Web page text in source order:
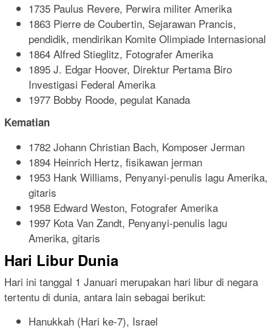
1735 Paulus Revere, Perwira militer Amerika
1863 Pierre de Coubertin, Sejarawan Prancis,
pendidik, mendirikan Komite Olimpiade Internasional
1864 Alfred Stieglitz, Fotografer Amerika
1895 J. Edgar Hoover, Direktur Pertama Biro
Investigasi Federal Amerika
1977 Bobby Roode, pegulat Kanada
Kematian
1782 Johann Christian Bach, Komposer Jerman
1894 Heinrich Hertz, fisikawan jerman
1953 Hank Williams, Penyanyi-penulis lagu Amerika,
gitaris
1958 Edward Weston, Fotografer Amerika
1997 Kota Van Zandt, Penyanyi-penulis lagu
Amerika, gitaris
Hari Libur Dunia
Hari ini tanggal 1 Januari merupakan hari libur di negara
tertentu di dunia, antara lain sebagai berikut:
Hanukkah (Hari ke-7), Israel